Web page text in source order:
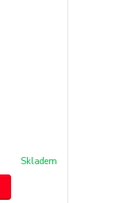
Skladem